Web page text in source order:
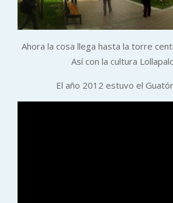
Ahora la cosa llega hasta la torre
Así con la cultura
El año 2012 estuvo el